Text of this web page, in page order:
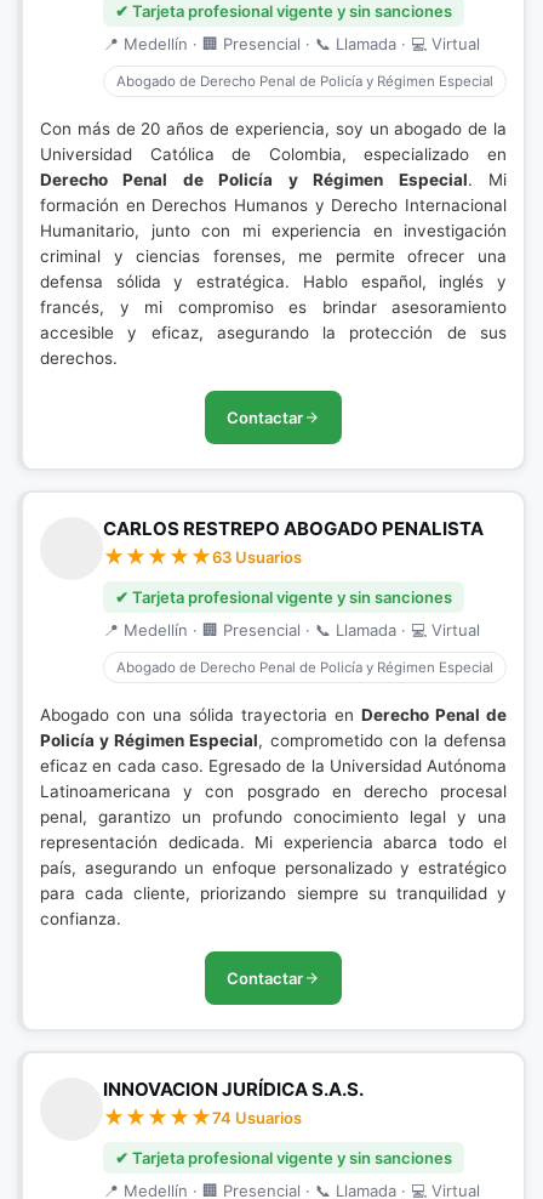
✔ Tarjeta profesional vigente y sin sanciones
📍 Medellín · 🏢 Presencial · 📞 Llamada · 💻 Virtual
Abogado de Derecho Penal de Policía y Régimen Especial
Con más de 20 años de experiencia, soy un abogado de la
Universidad Católica de Colombia, especializado en
Derecho Penal de Policía y Régimen Especial. Mi
formación en Derechos Humanos y Derecho Internacional
Humanitario, junto con mi experiencia en investigación
criminal y ciencias forenses, me permite ofrecer una
defensa sólida y estratégica. Hablo español, inglés y
francés, y mi compromiso es brindar asesoramiento
accesible y eficaz, asegurando la protección de sus
derechos.
Contactar
CARLOS RESTREPO ABOGADO PENALISTA
63 Usuarios
✔ Tarjeta profesional vigente y sin sanciones
📍 Medellín · 🏢 Presencial · 📞 Llamada · 💻 Virtual
Abogado de Derecho Penal de Policía y Régimen Especial
Abogado con una sólida trayectoria en Derecho Penal de
Policía y Régimen Especial, comprometido con la defensa
eficaz en cada caso. Egresado de la Universidad Autónoma
Latinoamericana y con posgrado en derecho procesal
penal, garantizo un profundo conocimiento legal y una
representación dedicada. Mi experiencia abarca todo el
país, asegurando un enfoque personalizado y estratégico
para cada cliente, priorizando siempre su tranquilidad y
confianza.
Contactar
INNOVACION JURÍDICA S.A.S.
74 Usuarios
✔ Tarjeta profesional vigente y sin sanciones
📍 Medellín · 🏢 Presencial · 📞 Llamada · 💻 Virtual